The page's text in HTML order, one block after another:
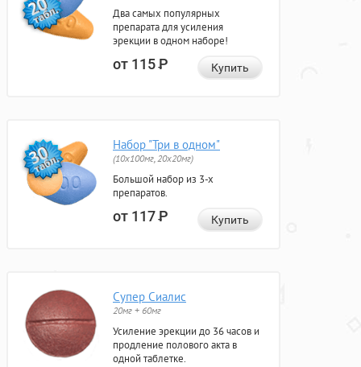
Два самых популярных
препарата для усиления
эрекции в одном наборе!
от 115Р Купить
Набор "Три в одном"
(10x100мг, 20x20мг)
Большой набор из 3-х
препаратов.
от 117Р Купить
Супер Сиалис
20мг + 60мг
Усиление эрекции до 36 часов и
продление полового акта в
одной таблетке.